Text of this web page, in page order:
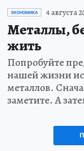
ЭКОНОМИКА 4 августа
Металлы,
жить
Попробуйте
нашей жизни
металлов.
заметите. А